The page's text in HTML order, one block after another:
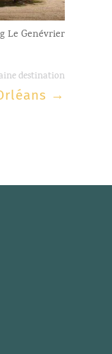
Le Genévrier
destination
→